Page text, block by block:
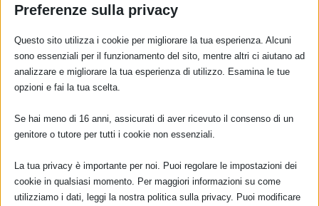
SAM 2018 a Torino
RISPONDI
Preferenze sulla privacy
Questo sito utilizza i cookie per migliorare la tua esperienza. Alcuni
sono essenziali per il funzionamento del sito, mentre altri ci aiutano ad
analizzare e migliorare la tua esperienza di utilizzo. Esamina le tue
opzioni e fai la tua scelta.
Se hai meno di 16 anni, assicurati di aver ricevuto il consenso di un
genitore o tutore per tutti i cookie non essenziali.
La tua privacy è importante per noi. Puoi regolare le impostazioni dei
cookie in qualsiasi momento. Per maggiori informazioni su come
utilizziamo i dati, leggi la nostra politica sulla privacy. Puoi modificare